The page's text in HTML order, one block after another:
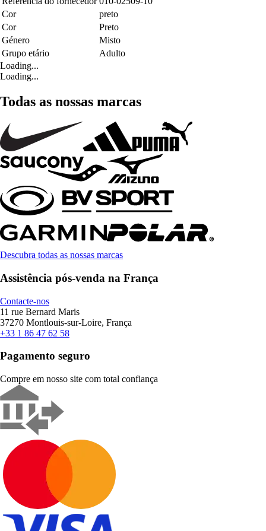
Cor
preto
Cor
Preto
Género
Misto
Grupo etário
Adulto
Loading...
Loading...
Todas as nossas marcas
Descubra todas as nossas marcas
Assistência pós-venda na França
Contacte-nos
11 rue Bernard Maris
37270 Montlouis-sur-Loire, França
+33 1 86 47 62 58
Pagamento seguro
Compre em nosso site com total confiança